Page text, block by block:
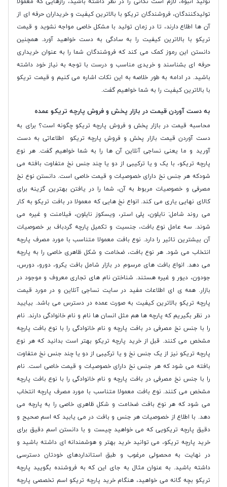
تولیدکنندگان، فروشندگان تریکو با بالاترین کیفیت و خریداران حرفه ای از
آن ها اطلاع دارند، تا در زمان تولید با مشکل خاصی مواجه نشوید و قیمت
تریکو با بالاترین کیفیت را به سادگی به دست خواهید آورد. همچنین
دانستن این رموز کمک می کند که فروشندگان شما را به عنوان خریداری
حرفه ای بشناسند و خریدی مناسب و درست با توجه به نیاز خود داشته
باشید. در ادامه به طور خلاصه به این نکات اشاره می کنیم و قیمت تریکو
با بالاترین کیفیت را به شما خواهیم گفت.
به دست آوردن قیمت در بازار پخش و فروش پارچه تریکو عمده
محاسبه قیمت در بازار پخش و فروش پارچه تریکو چگونه است؟ برای به
دست آوردن قیمت بازار پخش و فروش پارچه تریکو اطلاعاتی به دست
آورید و ما یعنی نساجی آنلاین آن ها را به شما خواهیم گفت. هر نوع
پارچه تریکو، با یک و یا ترکیبی از دو یا چند جنس نخ متفاوت بافته می
شودکه هر جنس نخ دارای خصوصیات و قیمت خاصی است. دانستن نوع نخ
مصرفی و خصوصیات مربوط به آن، شما را در یافتن بهترین گزینه برای
کالای نهایی یاری می کند. انواع نخ هایی که معمولا در بافت تریکو به کار
می روند شامل: نایلون، پلی استر، ویسکوز نایلون، فیلامنت و غیره می
شوند. سه عامل نوع بافت، جنسیت و تکمیل پارچه گردباف بر خصوصیات
آن بیشترین تاثیر را دارد. نوع بافت معمولا متناسب با مورد مصرف پارچه
انتخاب می شود. هر نوع بافت، ضخامت و شکل ظاهری خاصی را به پارچه
می دهد. انواع بافت های مرسوم در بازار شامل بافت یکرو، دورو، دورس،
جودون، دیور و غیره هستند. شناختن نام های تجاری معروف و موجود در
بازار. همه ی ای اطلاعات مفید در سایت نساجی آنلاین و در مورد قیمت
پارچه تریکو بالاترین کیفیت به صورت عمده در دسترس می باشد. بیایید
در نظر بگیریم که پارچه ها هم مثل انسان ها نام و نام خانوادگی دارند. نام
را با جنس نخ مصرفی در بافت پارچه و نام خانوادگی را با نوع بافت پارچه
مشخص می کنند. قبل از خرید پارچه تریکو بهتر است بدانید که هر نوع
پارچه تریکو نیز از یک جنس نخ و یا ترکیبی از دو یا چند جنس نخ متفاوت
بافته می شود که هر جنس نخ دارای خصوصیات و قیمت خاصی است. نام
را با جنس نخ مصرفی در بافت پارچه و نام خانوادگی را با نوع بافت پارچه
مشخص می کنند. نوع بافت معمولا متناسب با مورد مصرف پارچه انتخاب
می شود که هر نوع بافت ضخامت و شکل ظاهری خاصی را به پارچه می
دهد. با اطلاع از خصوصیات هر جنس و بافت در می یابید که اسم صحیح و
دقیق پارچه تریکویی که می خواهید چیست و با دانستن اسم دقیق برای
خرید پارچه تریکو، می توانید خرید بهتر و هوشمندانه ای داشته باشید و
در نهایت به محصولی مرغوب و طبق استانداردهای خودتان دسترسی
داشته باشید. به‌ عنوان مثال به جای این که به فروشنده بگویید پارچه
تریکو بچه گانه می خواهید، هنگام خرید پارچه تریکو اسم تخصصی پارچه